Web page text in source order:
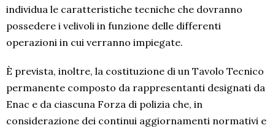
individua le caratteristiche tecniche che dovranno
possedere i velivoli in funzione delle differenti
operazioni in cui verranno impiegate.
È prevista, inoltre, la costituzione di un Tavolo Tecnico
permanente composto da rappresentanti designati da
Enac e da ciascuna Forza di polizia che, in
considerazione dei continui aggiornamenti normativi e